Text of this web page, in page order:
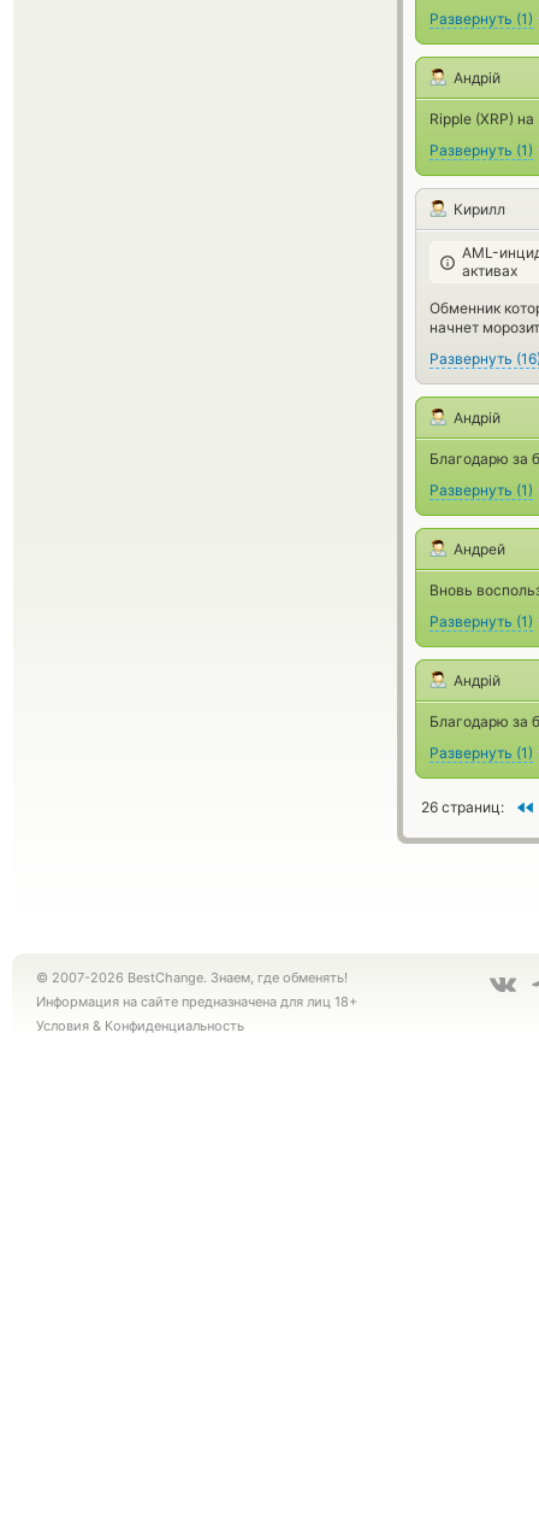
Развернуть (1)
Андрій
Ripple (XRP)
Развернуть (1)
Кирилл
AML-
активах
Обменник
начнет
Развернуть (16
Андрій
Благодарю за
Развернуть (1)
Андрей
Вновь
Развернуть (1)
Андрій
Благодарю за
Развернуть (1)
26 страниц:
© 2007-2026 BestChange. Знаем, где обменять!
Информация на сайте предназначена для лиц 18+
Условия & Конфиденциальность